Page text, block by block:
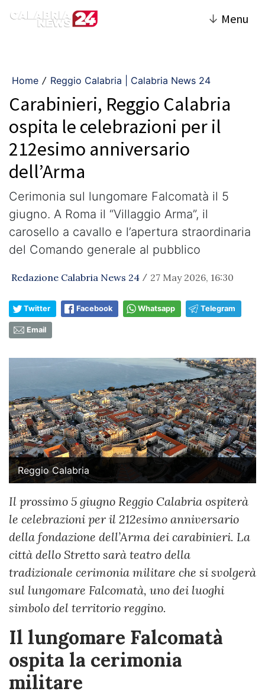
↓ Menu
Home / Reggio Calabria | Calabria News 24
Carabinieri, Reggio Calabria
ospita le celebrazioni per il
212esimo anniversario
dell’Arma
Cerimonia sul lungomare Falcomatà il 5
giugno. A Roma il “Villaggio Arma”, il
carosello a cavallo e l’apertura straordinaria
del Comando generale al pubblico
Redazione Calabria News 24 / 27 May 2026, 16:30
Twitter Facebook Whatsapp Telegram
Email
Reggio Calabria
Il prossimo 5 giugno Reggio Calabria ospiterà
le celebrazioni per il 212esimo anniversario
della fondazione dell’Arma dei carabinieri. La
città dello Stretto sarà teatro della
tradizionale cerimonia militare che si svolgerà
sul lungomare Falcomatà, uno dei luoghi
simbolo del territorio reggino.
Il lungomare Falcomatà
ospita la cerimonia
militare